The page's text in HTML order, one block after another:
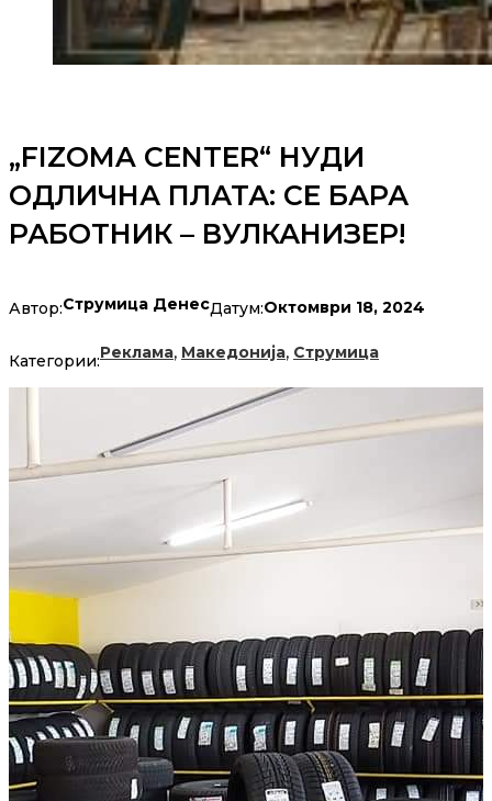
„FIZOMA CENTER“ НУДИ
ОДЛИЧНА ПЛАТА: СЕ БАРА
РАБОТНИК – ВУЛКАНИЗЕР!
Автор:Струмица ДенесДатум:Октомври 18, 2024
Категории:Реклама, Македонија, Струмица